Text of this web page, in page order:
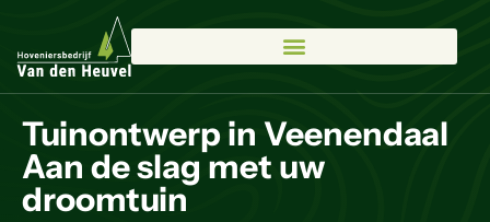
Tuinontwerp in Veenendaal
Aan de slag met uw
droomtuin